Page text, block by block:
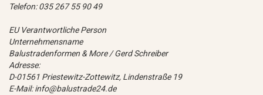
Telefon: 035 267 55 90 49
EU Verantwortliche Person
Unternehmensname
Balustradenformen & More / Gerd Schreiber
Adresse:
D-01561 Priestewitz-Zottewitz, Lindenstraße 19
E-Mail: info@balustrade24.de